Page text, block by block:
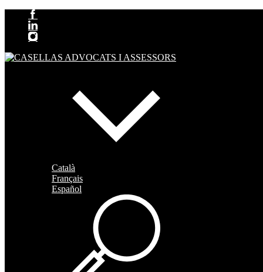
Català
Français
Español